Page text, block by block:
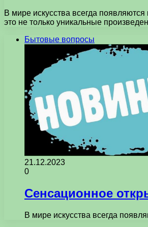
В мире искусства всегда
это не только уникальные
Бытовые вопросы
21.12.2023
0
Сенсационное
В мире искусства всегда